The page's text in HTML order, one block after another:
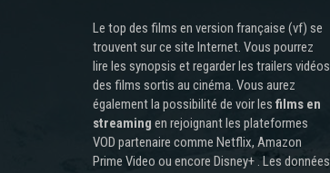
Le top des films en version française (vf) se
trouvent sur ce site Internet. Vous pourrez
lire les synopsis et regarder les trailers vidéos
des films sortis au cinéma. Vous aurez
également la possibilité de voir les films en
streaming en rejoignant les plateformes
VOD partenaire comme Netflix, Amazon
Prime Video ou encore Disney+ . Les données